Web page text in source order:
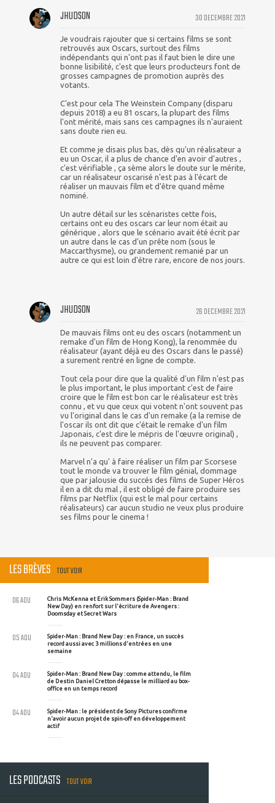
30 DECEMBRE 2021
JHUDSON
Je voudrais rajouter que si certains films se sont
retrouvés aux Oscars, surtout des films
indépendants qui n'ont pas il faut bien le dire une
bonne lisibilité, c'est que leurs producteurs font de
grosses campagnes de promotion auprès des
votants.
C'est pour cela The Weinstein Company (disparu
depuis 2018) a eu 81 oscars, la plupart des films
l'ont mérité, mais sans ces campagnes ils n'auraient
sans doute rien eu.
Et comme je disais plus bas, dès qu'un réalisateur a
eu un Oscar, il a plus de chance d'en avoir d'autres ,
c'est vérifiable , ça sème alors le doute sur le mérite,
car un réalisateur oscarisé n'est pas à l'écart de
réaliser un mauvais film et d'être quand même
nominé.
Un autre détail sur les scénaristes cette fois,
certains ont eu des oscars car leur nom était au
générique , alors que le scénario avait été écrit par
un autre dans le cas d'un prête nom (sous le
Maccarthysme), ou grandement remanié par un
autre ce qui est loin d'étre rare, encore de nos jours.
26 DECEMBRE 2021
JHUDSON
De mauvais films ont eu des oscars (notamment un
remake d'un film de Hong Kong), la renommée du
réalisateur (ayant déjà eu des Oscars dans le passé)
a surement rentré en ligne de compte.
Tout cela pour dire que la qualité d'un film n'est pas
le plus important, le plus important c'est de faire
croire que le film est bon car le réalisateur est très
connu , et vu que ceux qui votent n'ont souvent pas
vu l'original dans le cas d'un remake (a la remise de
l'oscar ils ont dit que c'était le remake d'un film
Japonais, c'est dire le mépris de l'œuvre original) ,
ils ne peuvent pas comparer.
Marvel n'a qu' à faire réaliser un film par Scorsese
tout le monde va trouver le film génial, dommage
que par jalousie du succés des films de Super Héros
il en a dit du mal , il est obligé de faire produire ses
films par Netflix (qui est le mal pour certains
réalisateurs) car aucun studio ne veux plus produire
ses films pour le cinema !
LES BRÈVES TOUT VOIR
Chris McKenna et Erik Sommers (Spider-Man : Brand
New Day) en renfort sur l'écriture de Avengers :
Doomsday et Secret Wars
06 AOU
Spider-Man : Brand New Day : en France, un succès
record aussi avec 3 millions d'entrées en une
semaine
05 AOU
Spider-Man : Brand New Day : comme attendu, le film
de Destin Daniel Cretton dépasse le milliard au box-
office en un temps record
04 AOU
Spider-Man : le président de Sony Pictures confirme
n'avoir aucun projet de spin-off en développement
actif
04 AOU
LES PODCASTS TOUT VOIR